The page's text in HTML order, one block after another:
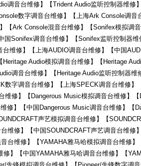
调音台维修】【Trident Audio监听控制器维修
数字调音台维修】【上海Ark Console调
【Ark Console混音台维修】【Sonifex模拟调
国Sonifex调音台维修】【Sonifex监听控制器
台维修】【上海AUDIO调音台维修】【中国
Heritage Audio模拟调音台维修】【Heritage
调音台维修】【Heritage Audio监听控制器
数字调音台维修】【上海SPECK调音台维修
维修】【Dangerous Music模拟调音台维修】
修】【中国Dangerous Music调音台维修】【
声艺模拟调音台维修】【
维修】【中国SOUNDCRAFT声艺调音台维修
音台维修】【YAMAHA雅马哈模拟调音台维修
修】【中国YAMAHA雅马哈调音台维修】【